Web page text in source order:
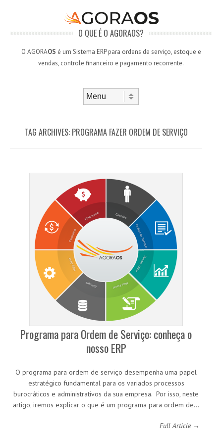
O QUE É O AGORAOS?
O AGORAOS é um Sistema ERP para ordens de serviço, estoque e
vendas, controle financeiro e pagamento recorrente.
TAG ARCHIVES: PROGRAMA FAZER ORDEM DE SERVIÇO
Programa para Ordem de Serviço: conheça o
nosso ERP
O programa para ordem de serviço desempenha uma papel
estratégico fundamental para os variados processos
burocráticos e administrativos da sua empresa. Por isso, neste
artigo, iremos explicar o que é um programa para ordem de…
Full Article →